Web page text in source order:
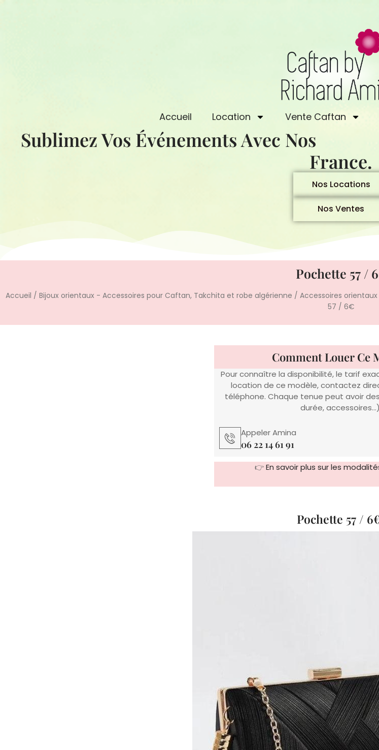
Accueil Location Vente Caftan
Sublimez Vos Événements Avec Nos
France.
Nos Locations
Nos Ventes
Pochette 57 /
Accueil / Bijoux orientaux - Accessoires pour Caftan, Takchita et robe algérienne / Accessoires
57 / 6€
Comment Louer Ce
Pour connaître la disponibilité, le tarif
location de ce modèle, contactez
téléphone. Chaque tenue peut avoir
durée,
Appeler Amina
06 22 14 61 91
👉En savoir plus sur les
Pochette 57 /